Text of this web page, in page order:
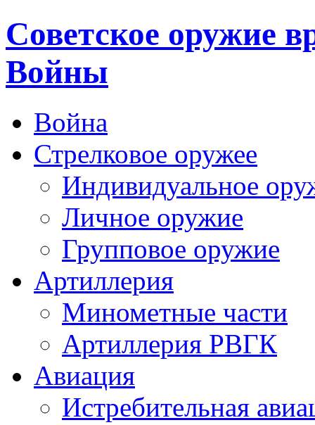
Cоветское оружие
Войны
Война
Стрелковое оружее
Индивидуальное
Личное оружие
Групповое оружие
Артиллерия
Минометные части
Артиллерия РВГК
Авиация
Истребительная